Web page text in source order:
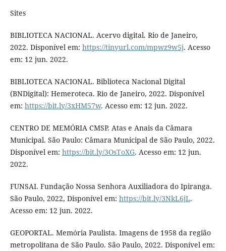
Sites
BIBLIOTECA NACIONAL. Acervo digital. Rio de Janeiro,
2022. Disponível em: https://tinyurl.com/mpwz9w5j. Acesso
em: 12 jun. 2022.
BIBLIOTECA NACIONAL. Biblioteca Nacional Digital
(BNDigital): Hemeroteca. Rio de Janeiro, 2022. Disponível
em: https://bit.ly/3xHM57w. Acesso em: 12 jun. 2022.
CENTRO DE MEMÓRIA CMSP. Atas e Anais da Câmara
Municipal. São Paulo: Câmara Municipal de São Paulo, 2022.
Disponível em: https://bit.ly/3OsToXG. Acesso em: 12 jun.
2022.
FUNSAI. Fundação Nossa Senhora Auxiliadora do Ipiranga.
São Paulo, 2022, Disponível em: https://bit.ly/3NkL6jL.
Acesso em: 12 jun. 2022.
GEOPORTAL. Memória Paulista. Imagens de 1958 da região
metropolitana de São Paulo. São Paulo, 2022. Disponível em: